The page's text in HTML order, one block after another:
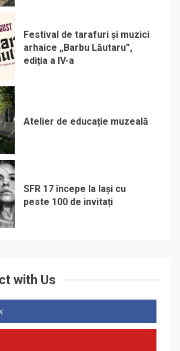
Festival de tarafuri și muzici
arhaice „Barbu Lăutaru”,
ediția a IV-a
Atelier de educație muzeală
SFR 17 începe la Iași cu
peste 100 de invitați
with Us